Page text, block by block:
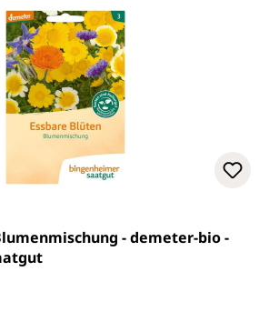
von 5 von 5 Sternen
- demeter-bio -